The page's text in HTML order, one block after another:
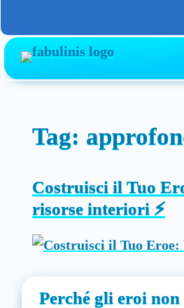
to
content
Tag:
Costruisci il Tuo
risorse interiori ⚡
Perché gli eroi